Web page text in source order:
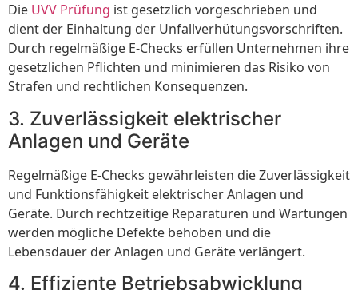
Die UVV Prüfung ist gesetzlich vorgeschrieben und
dient der Einhaltung der Unfallverhütungsvorschriften.
Durch regelmäßige E-Checks erfüllen Unternehmen ihre
gesetzlichen Pflichten und minimieren das Risiko von
Strafen und rechtlichen Konsequenzen.
3. Zuverlässigkeit elektrischer
Anlagen und Geräte
Regelmäßige E-Checks gewährleisten die Zuverlässigkeit
und Funktionsfähigkeit elektrischer Anlagen und
Geräte. Durch rechtzeitige Reparaturen und Wartungen
werden mögliche Defekte behoben und die
Lebensdauer der Anlagen und Geräte verlängert.
4. Effiziente Betriebsabwicklung